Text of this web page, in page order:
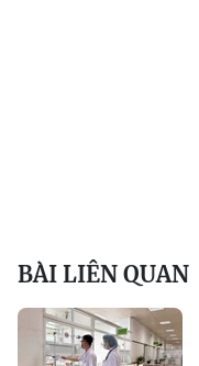
BÀI LIÊN QUAN